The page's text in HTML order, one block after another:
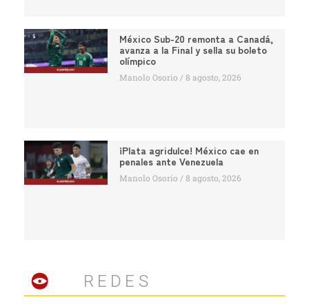
México Sub-20 remonta a Canadá,
avanza a la Final y sella su boleto
olímpico
Manolo Osorio 8 agosto, 2026
¡Plata agridulce! México cae en
penales ante Venezuela
Manolo Osorio 8 agosto, 2026
REDES